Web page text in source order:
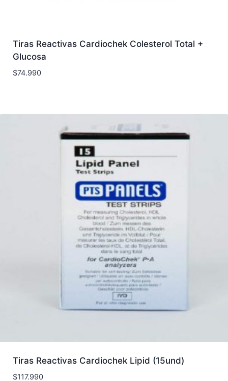
Tiras Reactivas Cardiochek Colesterol Total +
Glucosa
$74.990
Tiras Reactivas Cardiochek Lipid (15und)
$117.990